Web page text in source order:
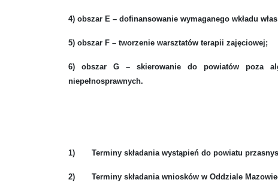
4) obszar E – dofinansowanie wymaganego wkładu
5) obszar F – tworzenie warsztatów terapii zajęciowej;
6) obszar G – skierowanie do powiatów poza
niepełnosprawnych.
1) Terminy składania wystąpień do powiatu
2) Terminy składania wniosków w Oddziale